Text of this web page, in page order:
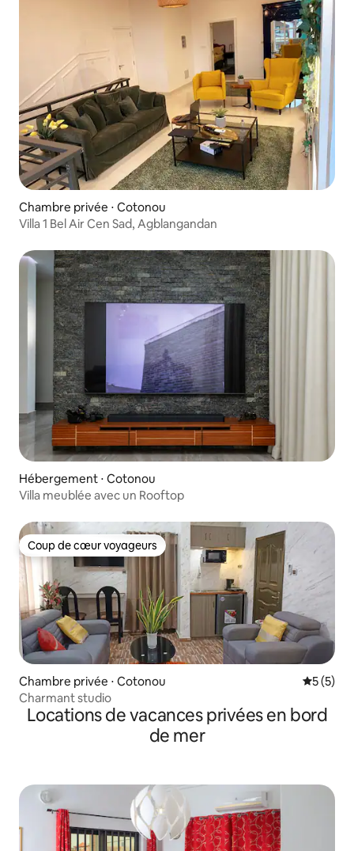
Chambre privée ⋅ Cotonou
Villa 1 Bel Air Cen Sad, Agblangandan
Hébergement ⋅ Cotonou
Villa meublée avec un Rooftop
Coup de cœur voyageurs
Coup de cœur voyageurs
Chambre privée ⋅ Cotonou
5 (5)
Charmant studio
Locations de vacances privées en bord
de mer